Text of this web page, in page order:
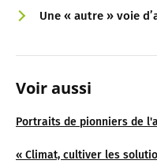
Une « autre » voie
Voir aussi
Portraits de pionniers de
« Climat, cultiver les